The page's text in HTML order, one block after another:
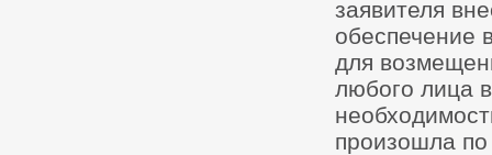
заявителя
обеспечение
для
любого лица
произошла по